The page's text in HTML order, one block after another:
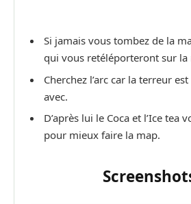
Si jamais vous tombez de la
qui vous retéléporteront sur la
Cherchez l’arc car la terreur
avec.
D’après lui le Coca et l’Ice tea
pour mieux faire la map.